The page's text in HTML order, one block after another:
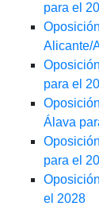
para el
Alicante/
para el
Álava
para el
el 2028